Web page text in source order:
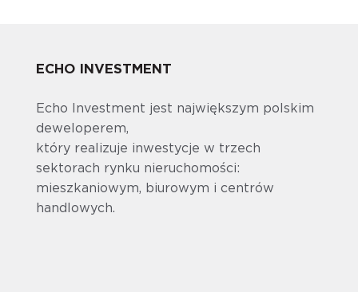
ECHO INVESTMENT
Echo Investment jest największym polskim
deweloperem,
który realizuje inwestycje w trzech
sektorach rynku nieruchomości:
mieszkaniowym, biurowym i centrów
handlowych.